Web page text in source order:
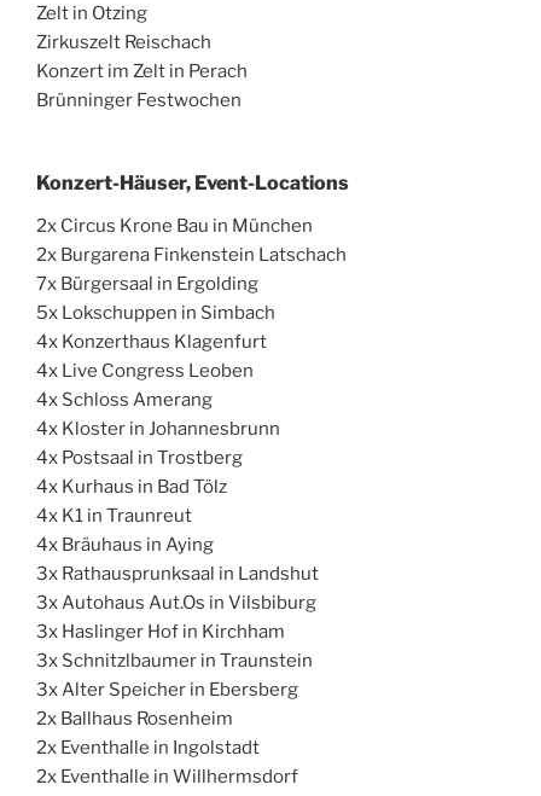
Zelt in Otzing
Zirkuszelt Reischach
Konzert im Zelt in Perach
Brünninger Festwochen
Konzert-Häuser, Event-Locations
2x Circus Krone Bau in München
2x Burgarena Finkenstein Latschach
7x Bürgersaal in Ergolding
5x Lokschuppen in Simbach
4x Konzerthaus Klagenfurt
4x Live Congress Leoben
4x Schloss Amerang
4x Kloster in Johannesbrunn
4x Postsaal in Trostberg
4x Kurhaus in Bad Tölz
4x K1 in Traunreut
4x Bräuhaus in Aying
3x Rathausprunksaal in Landshut
3x Autohaus Aut.Os in Vilsbiburg
3x Haslinger Hof in Kirchham
3x Schnitzlbaumer in Traunstein
3x Alter Speicher in Ebersberg
2x Ballhaus Rosenheim
2x Eventhalle in Ingolstadt
2x Eventhalle in Willhermsdorf